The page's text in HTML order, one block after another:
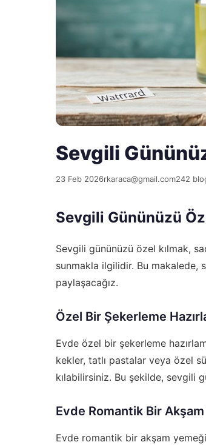
Sevgili
23 Feb 2026rkaraca@gmail.com242
Sevgili Gününüzü
Sevgili gününüzü özel kılmak,
sunmakla ilgilidir. Bu makalede,
paylaşacağız.
Özel Bir Şekerleme
Evde özel bir şekerleme
kekler, tatlı pastalar veya özel
kılabilirsiniz. Bu şekilde, sevgili
Evde Romantik Bir Akşam
Evde romantik bir akşam yemeği